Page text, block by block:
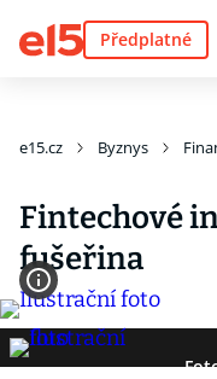
Předplatné
e15.cz Byznys
Fintechové
fušeřina